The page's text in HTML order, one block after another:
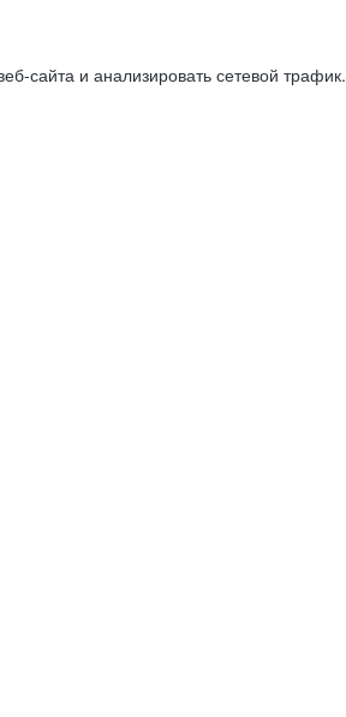
сайта и анализировать сетевой трафик.